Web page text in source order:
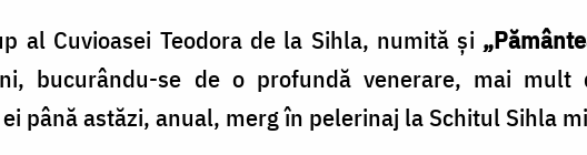
al Cuvioasei Teodora de la Sihla, numită şi
bucurându-se de o profundă venerare, mai
până astăzi, anual, merg în pelerinaj la Schitul Sihla